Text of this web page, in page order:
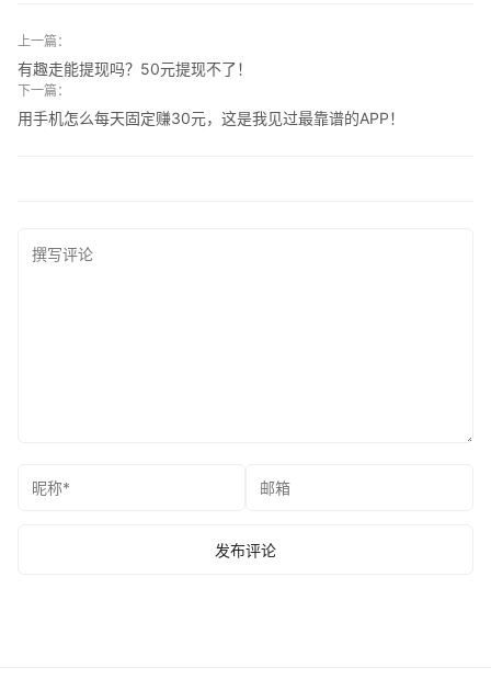
上一篇：
有趣走能提现吗？50元提现不了！
下一篇：
用手机怎么每天固定赚30元，这是我见过最靠谱的APP！